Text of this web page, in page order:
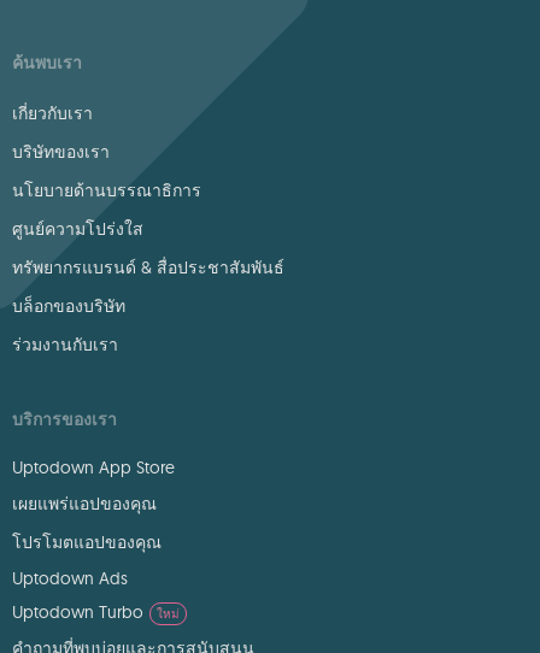
ค้นพบเรา
เกี่ยวกับเรา
บริษัทของเรา
นโยบายด้านบรรณาธิการ
ศูนย์ความโปร่งใส
ทรัพยากรแบรนด์ & สื่อประชาสัมพันธ์
บล็อกของบริษัท
ร่วมงานกับเรา
บริการของเรา
Uptodown App Store
เผยแพร่แอปของคุณ
โปรโมตแอปของคุณ
Uptodown Ads
Uptodown Turbo
ใหม่
คำถามที่พบบ่อยและการสนับสนุน